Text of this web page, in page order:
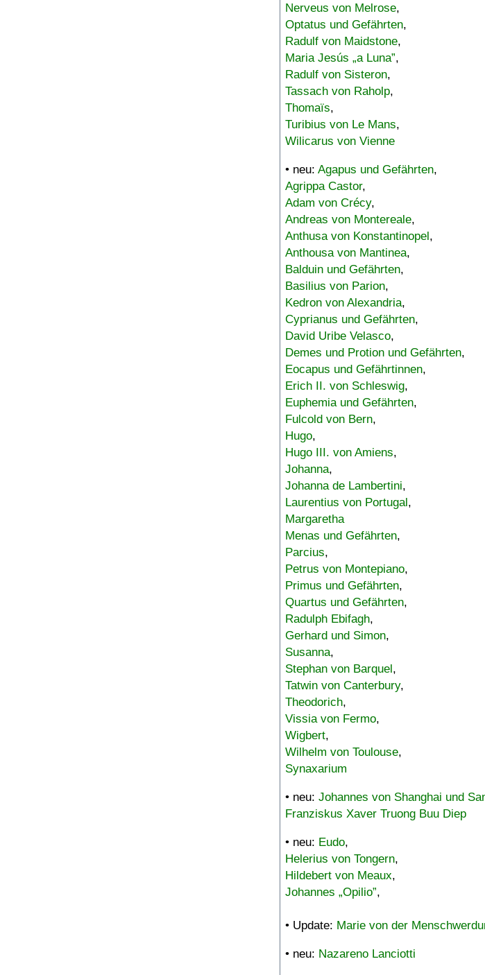
Nerveus von Melrose,
Optatus und Gefährten,
Radulf von Maidstone,
Maria Jesús „a Luna”,
Radulf von Sisteron,
Tassach von Raholp,
Thomaïs,
Turibius von Le Mans,
Wilicarus von Vienne
• neu: Agapus und Gefährten,
Agrippa Castor,
Adam von Crécy,
Andreas von Montereale,
Anthusa von Konstantinopel,
Anthousa von Mantinea,
Balduin und Gefährten,
Basilius von Parion,
Kedron von Alexandria,
Cyprianus und Gefährten,
David Uribe Velasco,
Demes und Protion und Gefährten,
Eocapus und Gefährtinnen,
Erich II. von Schleswig,
Euphemia und Gefährten,
Fulcold von Bern,
Hugo,
Hugo III. von Amiens,
Johanna,
Johanna de Lambertini,
Laurentius von Portugal,
Margaretha
Menas und Gefährten,
Parcius,
Petrus von Montepiano,
Primus und Gefährten,
Quartus und Gefährten,
Radulph Ebifagh,
Gerhard und Simon,
Susanna,
Stephan von Barquel,
Tatwin von Canterbury,
Theodorich,
Vissia von Fermo,
Wigbert,
Wilhelm von Toulouse,
Synaxarium
• neu: Johannes von Shanghai und
Franziskus Xaver Truong Buu Diep
• neu: Eudo,
Helerius von Tongern,
Hildebert von Meaux,
Johannes „Opilio”,
• Update: Marie von der
• neu: Nazareno Lanciotti